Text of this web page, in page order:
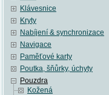
Klávesnice
Kryty
Nabíjení & synchronizace
Navigace
Paměťové karty
Poutka, šňůrky, úchyty
Pouzdra
Kožená